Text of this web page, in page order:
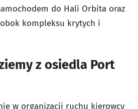
do Hali Orbita oraz
kompleksu krytych i
z osiedla Port
w organizacji ruchu kierowcy